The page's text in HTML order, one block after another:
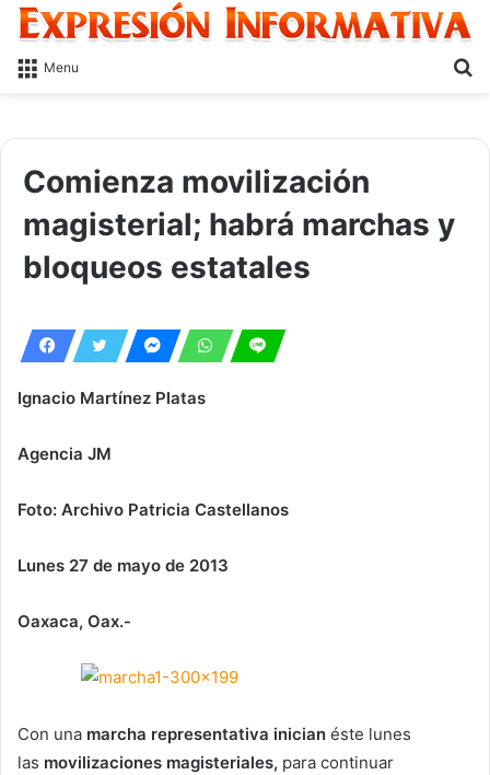
Menu
Comienza movilización
magisterial; habrá marchas y
bloqueos estatales
Ignacio Martínez Platas
Agencia JM
Foto: Archivo Patricia Castellanos
Lunes 27 de mayo de 2013
Oaxaca, Oax.-
Con una marcha representativa inician éste lunes
las movilizaciones magisteriales, para continuar